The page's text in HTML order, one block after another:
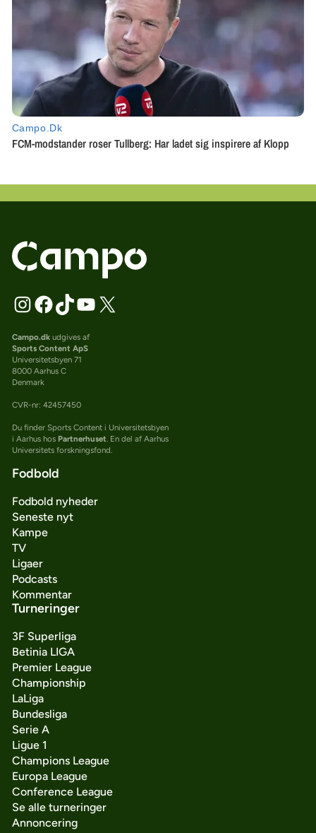
Campo.dkudgives af
Sports Content ApS
Universitetsbyen 71
8000 Aarhus C
Denmark
CVR-nr: 42457450
Du finder Sports Content i Universitetsbyen
i Aarhus hos Partnerhuset . En del af Aarhus
Universitets forskningsfond.
Fodbold
Fodbold nyheder
Seneste nyt
Kampe
TV
Ligaer
Podcasts
Kommentar
Turneringer
3F Superliga
Betinia LIGA
Premier League
Championship
LaLiga
Bundesliga
Serie A
Ligue 1
Champions League
Europa League
Conference League
Se alle turneringer
Annoncering